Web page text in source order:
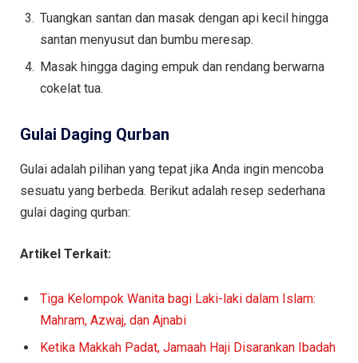
Tuangkan santan dan masak dengan api kecil hingga
santan menyusut dan bumbu meresap.
Masak hingga daging empuk dan rendang berwarna
cokelat tua.
Gulai Daging Qurban
Gulai adalah pilihan yang tepat jika Anda ingin mencoba
sesuatu yang berbeda. Berikut adalah resep sederhana
gulai daging qurban:
Artikel Terkait:
Tiga Kelompok Wanita bagi Laki-laki dalam Islam:
Mahram, Azwaj, dan Ajnabi
Ketika Makkah Padat, Jamaah Haji Disarankan Ibadah